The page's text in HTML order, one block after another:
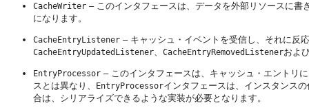
CacheWriter – このインタフェースは、データを外部リソースに
になります。
CacheEntryListener – キャッシュ・イベントを受信し、それに反
CacheEntryUpdatedListener、 CacheEntryRemovedListenerおよ
EntryProcessor – このインタフェースは、キャッシュ・エントリ
スとは異なり、
EntryProcessorインタフェースは、インスタンス
合は、シリアライズできるような実装が必要となります。